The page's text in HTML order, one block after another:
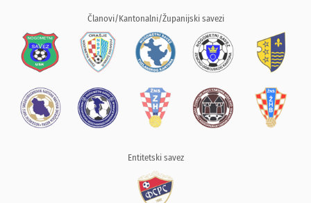
Članovi/Kantonalni/Županijski savezi
Entitetski savez